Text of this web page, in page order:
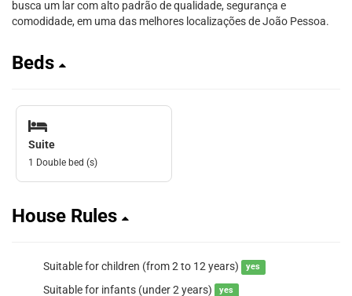
busca um lar com alto padrão de qualidade, segurança e
comodidade, em uma das melhores localizações de João Pessoa.
Beds
Suite
1 Double bed (s)
House Rules
Suitable for children (from 2 to 12 years) yes
Suitable for infants (under 2 years) yes